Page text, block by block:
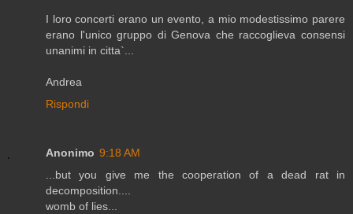
I loro concerti erano un evento, a mio modestissimo parere
erano l'unico gruppo di Genova che raccoglieva consensi
unanimi in citta`...
Andrea
Rispondi
Anonimo 9:18 AM
...but you give me the cooperation of a dead rat in
decomposition....
womb of lies...